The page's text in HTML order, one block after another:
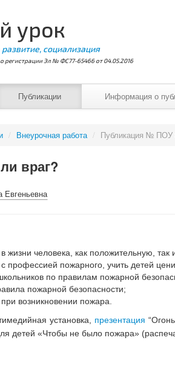
урок
социализация
регистрации Эл № ФС77-65466 от 04.05.2016
Публикации Информация о
/ Внеурочная работа / Публикация № ПОУ
враг?
Евгеньевна
в жизни человека, как положительную, так
с профессией пожарного, учить детей
по правилам пожарной
пожарной безопасности;
возникновении пожара.
установка, презентация
детей «Чтобы не было пожара»